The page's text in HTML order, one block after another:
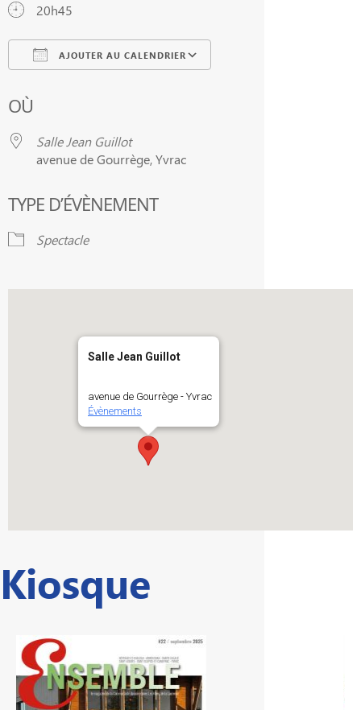
20h45
AJOUTER AU CALENDRIER
OÙ
Salle Jean Guillot
avenue de Gourrège, Yvrac
TYPE D’ÉVÈNEMENT
Spectacle
Salle Jean Guillot
avenue de Gourrège - Yvrac
Évènements
Kiosque